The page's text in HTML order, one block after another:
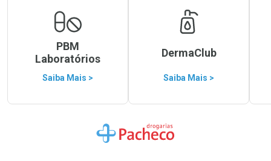
PBM
Laboratórios
Saiba Mais >
DermaClub
Saiba Mais >
Ir para a Home